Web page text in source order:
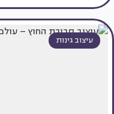
עיצוב גינות